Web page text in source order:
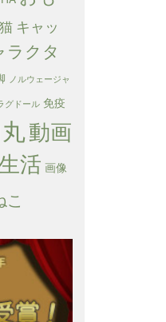
キャッ
ラクタ
ノルウェージャ
グドール 免疫
動画
活 画像
こ